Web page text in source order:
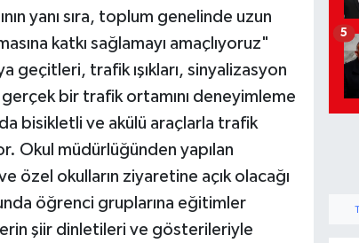
yanı sıra, toplum genelinde uzun
katkı sağlamayı amaçlıyoruz"
geçitleri, trafik ışıkları, sinyalizasyon
bir trafik ortamını deneyimleme
bisikletli ve akülü araçlarla trafik
Okul müdürlüğünden yapılan
özel okulların ziyaretine açık olacağı
öğrenci gruplarına eğitimler
şiir dinletileri ve gösterileriyle
5